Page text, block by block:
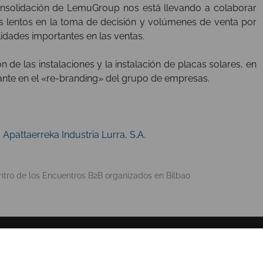
de LemuGroup nos está llevando a colaborar
en la toma de decisión y volúmenes de venta por
importantes en las ventas.
de las instalaciones y la instalación de placas solares, en
en el «re-branding» del grupo de empresas.
Industria Lurra, S.A.
de los Encuentros B2B organizados en Bilbao